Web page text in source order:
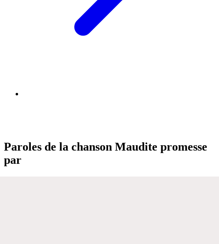
Paroles de la chanson Maudite promesse
par